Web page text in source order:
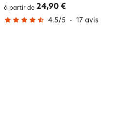
à partir de 24,90 €
4.5/5 - 17 avis